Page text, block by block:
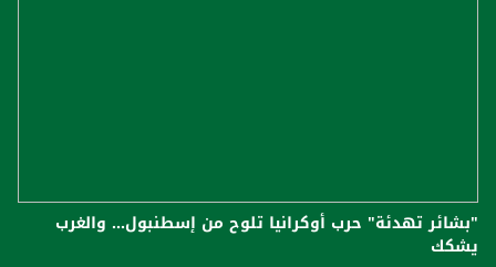
"بشائر تهدئة" حرب أوكرانيا تلوح من إسطنبول... والغرب
يشكك